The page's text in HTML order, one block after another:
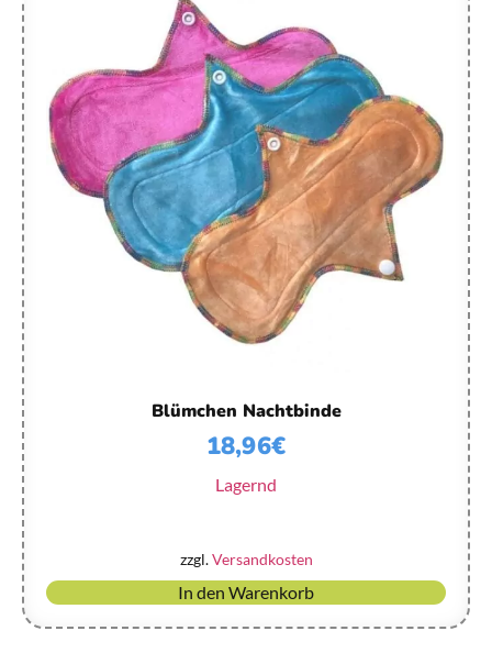
Blümchen Nachtbinde
18,96€
Lagernd
zzgl.Versandkosten
In den Warenkorb